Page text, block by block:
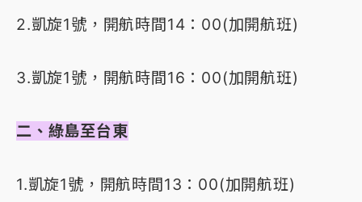
2.凱旋1號，開航時間14：00(加開航班)
3.凱旋1號，開航時間16：00(加開航班)
二、綠島至台東
1.凱旋1號，開航時間13：00(加開航班)